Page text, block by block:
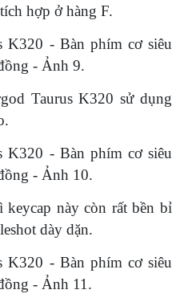
hợp ở hàng F.
Taurus K320 sử dụng
này còn rất bền bỉ
dày dặn.